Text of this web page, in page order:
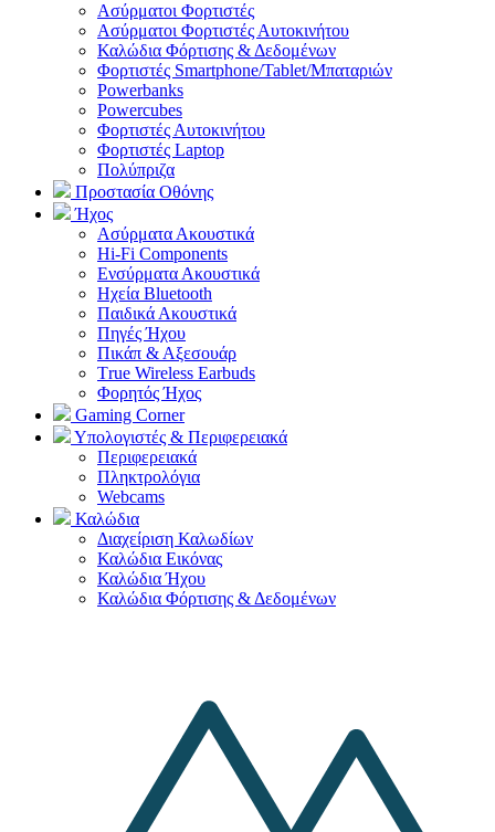
Aσύρματοι Φορτιστές
Ασύρματοι Φορτιστές Αυτοκινήτου
Καλώδια Φόρτισης & Δεδομένων
Φορτιστές Smartphone/Tablet/Μπαταριών
Powerbanks
Powercubes
Φορτιστές Αυτοκινήτου
Φορτιστές Laptop
Πολύπριζα
Προστασία Οθόνης
Ήχος
Ασύρματα Ακουστικά
Hi-Fi Components
Ενσύρματα Ακουστικά
Ηχεία Bluetooth
Παιδικά Ακουστικά
Πηγές Ήχου
Πικάπ & Αξεσουάρ
Τrue Wireless Earbuds
Φορητός Ήχος
Gaming Corner
Υπολογιστές & Περιφερειακά
Περιφερειακά
Πληκτρολόγια
Webcams
Καλώδια
Διαχείριση Καλωδίων
Καλώδια Εικόνας
Καλώδια Ήχου
Καλώδια Φόρτισης & Δεδομένων